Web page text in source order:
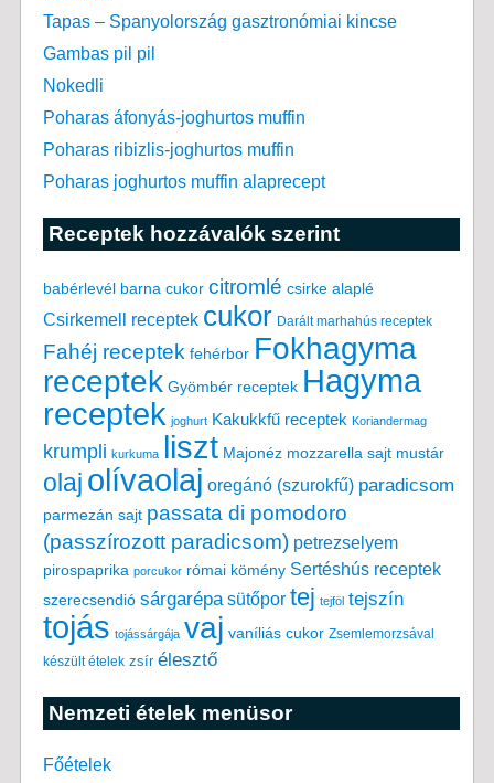
Tapas – Spanyolország gasztronómiai kincse
Gambas pil pil
Nokedli
Poharas áfonyás-joghurtos muffin
Poharas ribizlis-joghurtos muffin
Poharas joghurtos muffin alaprecept
Receptek hozzávalók szerint
babérlevél barna cukor citromlé csirke alaplé
Csirkemell receptek cukor Darált marhahús receptek
Fahéj receptek fehérbor Fokhagyma
receptek Gyömbér receptek Hagyma
receptek joghurt Kakukkfű receptek Koriandermag
krumpli kurkuma liszt Majonéz mozzarella sajt mustár
olaj olívaolaj oregánó (szurokfű) paradicsom
parmezán sajt passata di pomodoro
(passzírozott paradicsom) petrezselyem
pirospaprika porcukor római kömény Sertéshús receptek
szerecsendió sárgarépa sütőpor tej tejföl tejszín
tojás tojássárgája vaj vaníliás cukor Zsemlemorzsával
készült ételek zsír élesztő
Nemzeti ételek menüsor
Főételek